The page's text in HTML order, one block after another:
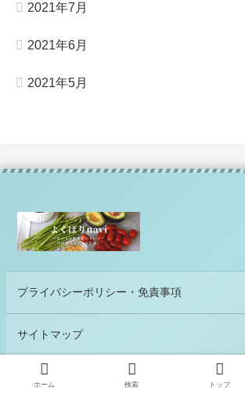
2021年7月
2021年6月
2021年5月
プライバシーポリシー・免責事項
サイトマップ
お問い合わせ
ホーム 検索 トップ